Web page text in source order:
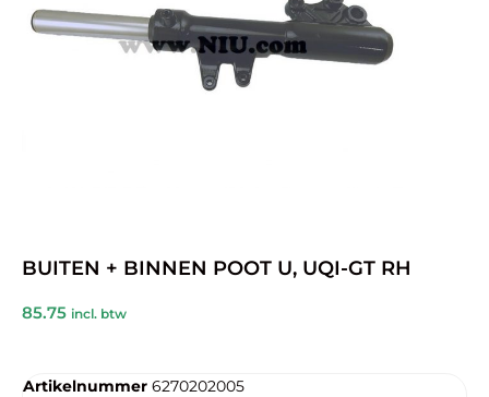
BUITEN + BINNEN POOT U, UQI-GT RH
85.75 incl. btw
Artikelnummer 6270202005